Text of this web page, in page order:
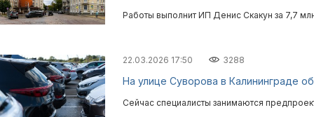
Работы выполнит ИП Денис Скакун за 7,7
22.03.2026 17:50 3288
На улице Суворова в Калининграде
Сейчас специалисты занимаются